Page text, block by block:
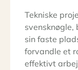
Tekniske
sin faste
forvandle et
effektivt